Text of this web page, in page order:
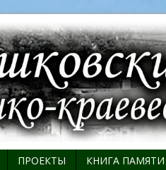
ПРОЕКТЫ КНИГА ПАМЯТИ